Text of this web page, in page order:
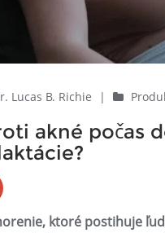
Lucas B. Richie |
akné počas
ktoré postihuje